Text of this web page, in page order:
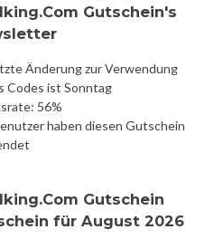
Gutschein's
Änderung zur Verwendung
Codes ist Sonntag
56%
haben diesen Gutschein
Gutschein
für August 2026